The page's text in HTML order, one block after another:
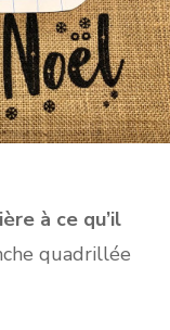
à ce qu’il
quadrillée